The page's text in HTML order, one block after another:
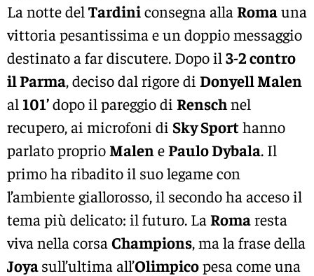
La notte del Tardiniconsegna alla Romauna
vittoria pesantissima e un doppio messaggio
destinato a far discutere. Dopo il 3-2 contro
il Parma, deciso dal rigore di Donyell Malen
al 101’dopo il pareggio di Renschnel
recupero, ai microfoni di Sky Sporthanno
parlato proprio MalenePaulo Dybala. Il
primo ha ribadito il suo legame con
l’ambiente giallorosso, il secondo ha acceso il
tema più delicato: il futuro. La Romaresta
viva nella corsa Champions, ma la frase della
Joyasull’ultima all’Olimpicopesa come una